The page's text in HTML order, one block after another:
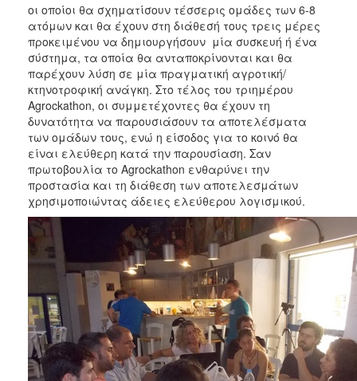
οι οποίοι θα σχηματίσουν τέσσερις ομάδες των 6-8
ατόμων και θα έχουν στη διάθεσή τους τρεις μέρες
προκειμένου να δημιουργήσουν μία συσκευή ή ένα
σύστημα, τα οποία θα ανταποκρίνονται και θα
παρέχουν λύση σε μία πραγματική αγροτική/
κτηνοτροφική ανάγκη. Στο τέλος του τριημέρου
Agrockathon, οι συμμετέχοντες θα έχουν τη
δυνατότητα να παρουσιάσουν τα αποτελέσματα
των ομάδων τους, ενώ η είσοδος για το κοινό θα
είναι ελεύθερη κατά την παρουσίαση. Σαν
πρωτοβουλία το Agrockathon ενθαρύνει την
προστασία και τη διάθεση των αποτελεσμάτων
χρησιμοποιώντας άδειες ελεύθερου λογισμικού.